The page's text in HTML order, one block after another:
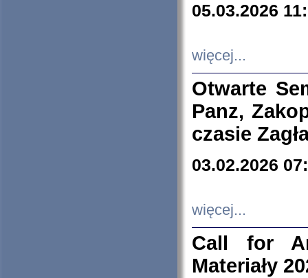
05.03.2026
więcej...
Otwarte
Panz,
czasie
03.02.2026
więcej...
Call for
Materiały